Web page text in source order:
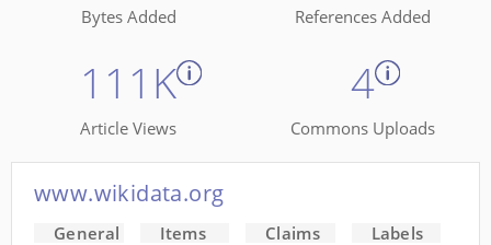
Bytes Added References Added
111K
Article Views
4
Commons Uploads
www.wikidata.org
General Items Claims Labels